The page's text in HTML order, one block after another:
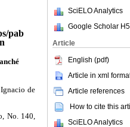
SciELO Analytics
Google Scholar
Article
English (pdf)
Article in xml
Article references
How to cite this
SciELO Analytics
pab
de
No. 140,